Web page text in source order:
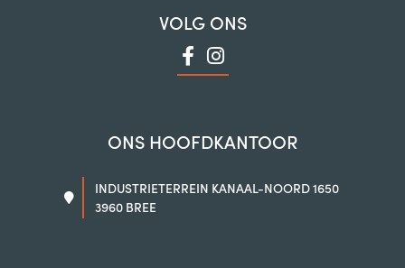
VOLG ONS
ONS HOOFDKANTOOR
INDUSTRIETERREIN KANAAL-NOORD 1650
3960 BREE